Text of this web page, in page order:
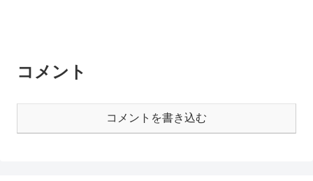
コメント
コメントを書き込む